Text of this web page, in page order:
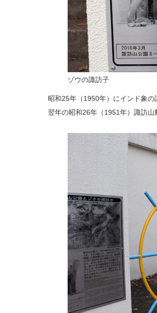
ゾウの諏訪子
昭和25年（1950年）にインド象
翌年の昭和26年（1951年）諏訪山